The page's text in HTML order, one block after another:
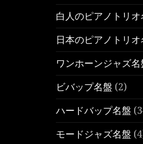
白人のピアノトリオ
日本のピアノトリオ
ワンホーンジャズ名
ビバップ名盤 (2)
ハードバップ名盤
モードジャズ名盤